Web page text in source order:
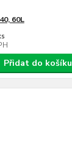
60L
Přidat do košíku